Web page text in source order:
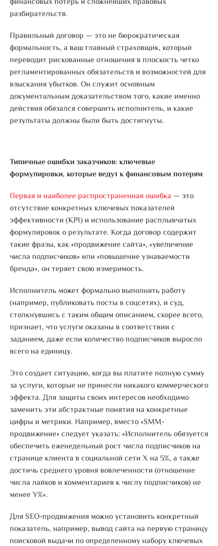
разбирательств.
Правильный договор — это не бюрократическая
формальность, а ваш главный страховщик, который
переводит рискованные отношения в плоскость четко
регламентированных обязательств и возможностей для
взыскания убытков. Он служит основным
документальным доказательством того, какие именно
действия обязался совершить исполнитель, и какие
результаты должны были быть достигнуты.
Типичные ошибки заказчиков: ключевые
формулировки, которые ведут к финансовым потерям
Первая и наиболее распространенная ошибка — это
отсутствие конкретных ключевых показателей
эффективности (KPI) и использование расплывчатых
формулировок о результате. Когда договор содержит
такие фразы, как «продвижение сайта», «увеличение
числа подписчиков» или «повышение узнаваемости
бренда», он теряет свою измеримость.
Исполнитель может формально выполнять работу
(например, публиковать посты в соцсетях), и суд,
столкнувшись с таким общим описанием, скорее всего,
признает, что услуги оказаны в соответствии с
заданием, даже если количество подписчиков выросло
всего на единицу.
Это создает ситуацию, когда вы платите полную сумму
за услуги, которые не принесли никакого коммерческого
эффекта. Для защиты своих интересов необходимо
заменить эти абстрактные понятия на конкретные
цифры и метрики. Например, вместо «SMM-
продвижение» следует указать: «Исполнитель обязуется
обеспечить еженедельный рост числа подписчиков на
странице клиента в социальной сети X на 5%, а также
достичь среднего уровня вовлеченности (отношение
числа лайков и комментариев к числу подписчиков) не
менее Y%».
Для SEO-продвижения можно установить конкретный
показатель, например, вывод сайта на первую страницу
поисковой выдачи по определенному набору ключевых